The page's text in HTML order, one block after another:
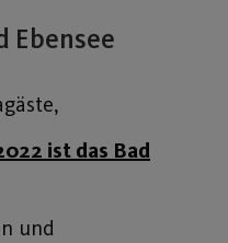
Ebensee
ist das Bad
und